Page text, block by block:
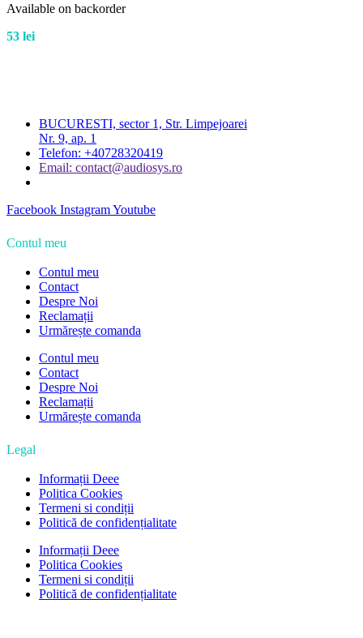
Available on backorder
53 lei
BUCURESTI, sector 1, Str. Limpejoarei
Nr. 9, ap. 1
Telefon: +40728320419
Email: contact@audiosys.ro
Facebook InstagramYoutube
Contul meu
Contul meu
Contact
Despre Noi
Reclamații
Urmărește comanda
Contul meu
Contact
Despre Noi
Reclamații
Urmărește comanda
Legal
Informații Deee
Politica Cookies
Termeni si condiții
Politică de confidențialitate
Informații Deee
Politica Cookies
Termeni si condiții
Politică de confidențialitate